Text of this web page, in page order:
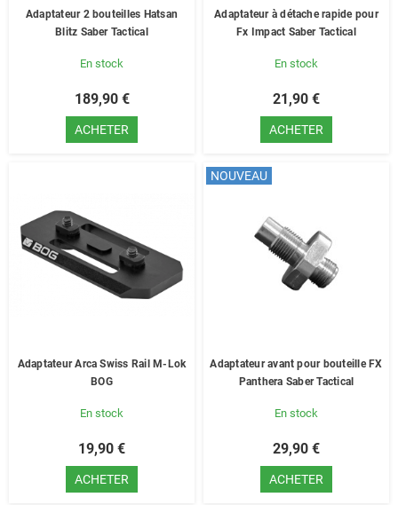
Adaptateur 2 bouteilles Hatsan
Blitz Saber Tactical
En stock
189,90 €
ACHETER
Adaptateur à détache rapide pour
Fx Impact Saber Tactical
En stock
21,90 €
ACHETER
Adaptateur Arca Swiss Rail M-Lok
BOG
En stock
19,90 €
ACHETER
NOUVEAU
Adaptateur avant pour bouteille FX
Panthera Saber Tactical
En stock
29,90 €
ACHETER